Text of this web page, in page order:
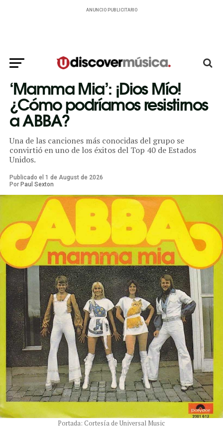
ANUNCIO PUBLICITARIO
‘Mamma Mia’: ¡Dios Mío!
¿Cómo podríamos resistirnos
a ABBA?
Una de las canciones más conocidas del grupo se
convirtió en uno de los éxitos del Top 40 de Estados
Unidos.
Publicado el 1 de August de 2026
Por Paul Sexton
Portada: Cortesía de Universal Music